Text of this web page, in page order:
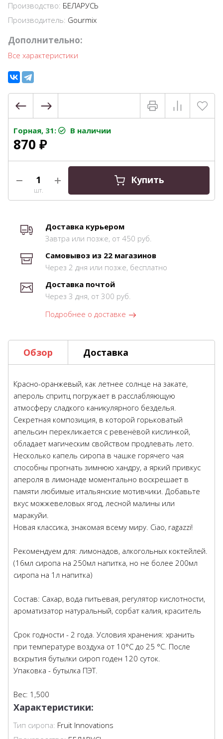
Производство: БЕЛАРУСЬ
Производитель: Gourmix
Дополнительно:
Все характеристики
Горная, 31: В наличии
870₽
шт.
Купить
Доставка курьером
Завтра или позже, от 450 руб.
Самовывоз из 22 магазинов
Через 2 дня или позже, бесплатно
Доставка почтой
Через 3 дня, от 300 руб.
Подробнее о доставке
Обзор Доставка
Красно-оранжевый, как летнее солнце на закате,
апероль спритц погружает в расслабляющую
атмосферу сладкого каникулярного безделья.
Секретная композиция, в которой горьковатый
апельсин перекликается с ревенёвой кислинкой,
обладает магическим свойством продлевать лето.
Несколько капель сиропа в чашке горячего чая
способны прогнать зимнюю хандру, а яркий привкус
апероля в лимонаде моментально воскрешает в
памяти любимые итальянские мотивчики. Добавьте
вкус можжевеловых ягод, лесной малины или
маракуйи.
Новая классика, знакомая всему миру. Ciao, ragazzi!
Рекомендуем для: лимонадов, алкогольных коктейлей.
(16мл сиропа на 250мл напитка, но не более 200мл
сиропа на 1л напитка)
Состав: Сахар, вода питьевая, регулятор кислотности,
ароматизатор натуральный, сорбат калия, краситель
Срок годности - 2 года. Условия хранения: хранить
при температуре воздуха от 10°С до 25 °С. После
вскрытия бутылки сироп годен 120 суток.
Упаковка - бутылка ПЭТ.
Вес: 1,500
Характеристики:
Тип сиропа: Fruit Innovations